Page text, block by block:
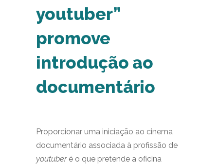
youtuber”
promove
introdução ao
documentário
Proporcionar uma iniciação ao cinema
documentário associada à profissão de
youtuberé o que pretende a oficina